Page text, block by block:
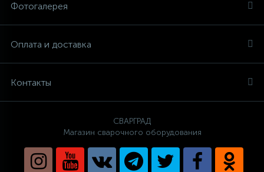
Фотогалерея
Оплата и доставка
Контакты
СВАРГРАД
Магазин сварочного оборудования